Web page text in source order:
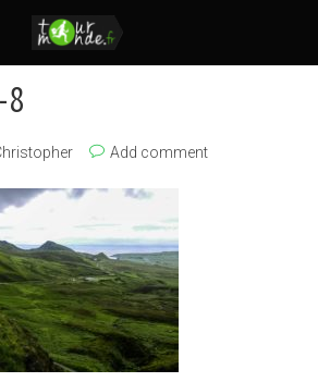
Add comment